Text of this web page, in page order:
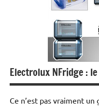
Electrolux NFridge :
Ce n’est pas vraiment un